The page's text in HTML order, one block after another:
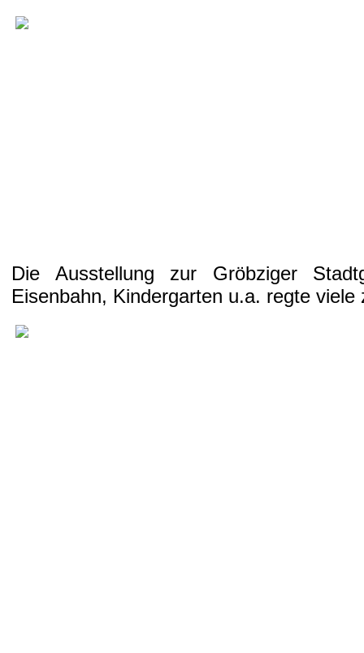
Die Ausstellung zur Gröbziger
Eisenbahn, Kindergarten u.a. regte viele